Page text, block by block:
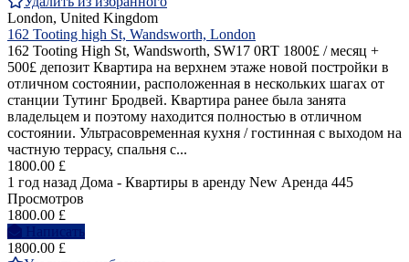
London, United Kingdom
162 Tooting high St, Wandsworth, London
162 Tooting High St, Wandsworth, SW17 0RT 1800£ / месяц +
500£ депозит Квартира на верхнем этаже новой постройки в
отличном состоянии, расположенная в нескольких шагах от
станции Тутинг Бродвей. Квартира ранее была занята
владельцем и поэтому находится полностью в отличном
состоянии. Ультрасовременная кухня / гостинная с выходом на
частную террасу, спальня с...
1800.00 £
1 год назад Дома - Квартиры в аренду New Аренда 445
Просмотров
1800.00 £
Написать
1800.00 £